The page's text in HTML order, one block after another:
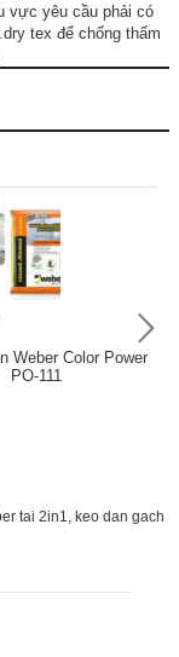
vực yêu cầu phải có
tex để chống thấm
Weber Color Power
PO-111
tai 2in1
keo dan gach